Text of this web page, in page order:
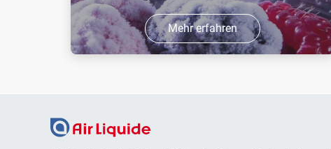
Mehr erfahren
das nicht brennbar sowie erstickend in
hohen Konzentrationen i ...